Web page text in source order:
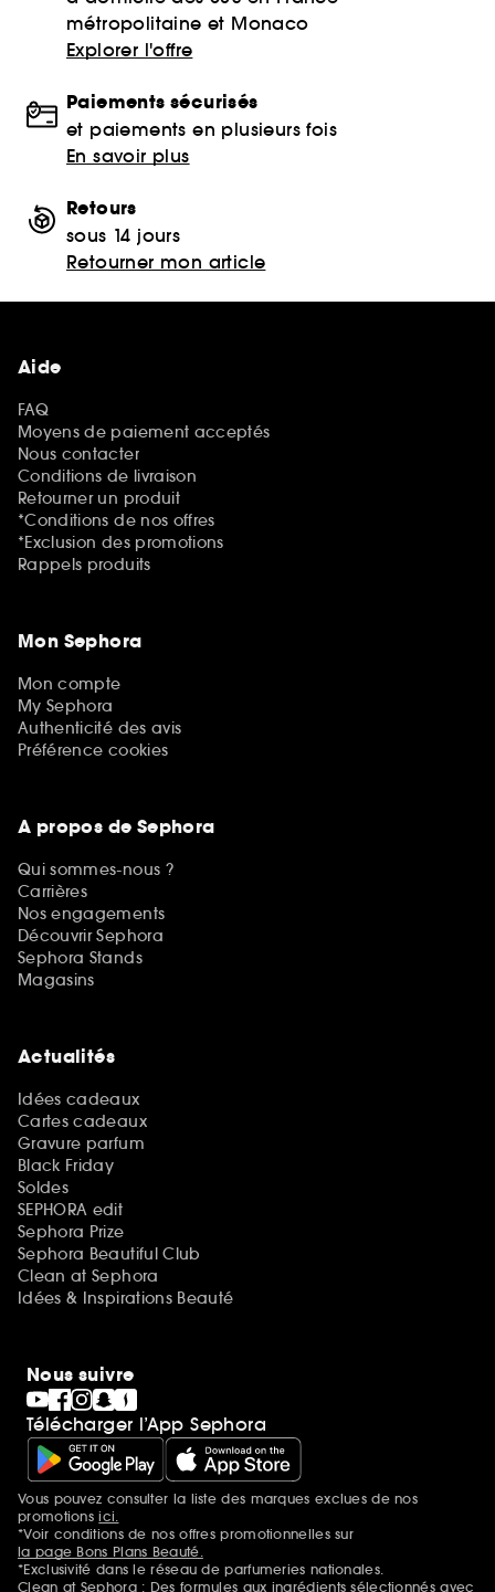
métropolitaine et Monaco
Explorer l'offre
Paiements sécurisés
et paiements en plusieurs fois
En savoir plus
Retours
sous 14 jours
Retourner mon article
Aide
FAQ
Moyens de paiement acceptés
Nous contacter
Conditions de livraison
Retourner un produit
*Conditions de nos offres
*Exclusion des promotions
Rappels produits
Mon Sephora
Mon compte
My Sephora
Authenticité des avis
Préférence cookies
A propos de Sephora
Qui sommes-nous ?
Carrières
Nos engagements
Découvrir Sephora
Sephora Stands
Magasins
Actualités
Idées cadeaux
Cartes cadeaux
Gravure parfum
Black Friday
Soldes
SEPHORA edit
Sephora Prize
Sephora Beautiful Club
Clean at Sephora
Idées & Inspirations Beauté
Nous suivre
Télécharger l’App Sephora
Mentions additionnelles
Vous pouvez consulter la liste des marques exclues de nos
promotionsici.
*Voir conditions de nos offres promotionnelles sur
la page Bons Plans Beauté.
*Exclusivité dans le réseau de parfumeries nationales.
Clean at Sephora : Des formules aux ingrédients sélectionnés avec